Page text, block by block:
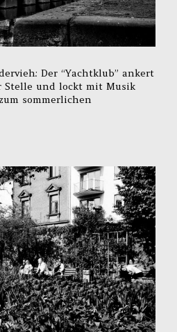
Der “Yachtklub” ankert
Stelle und lockt mit Musik
sommerlichen